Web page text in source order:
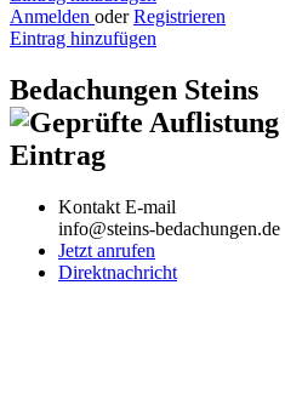
Anmelden oder Registrieren
Eintrag hinzufügen
Bedachungen Steins
Eintrag
Kontakt E-mail
info@steins-bedachungen.de
Jetzt anrufen
Direktnachricht